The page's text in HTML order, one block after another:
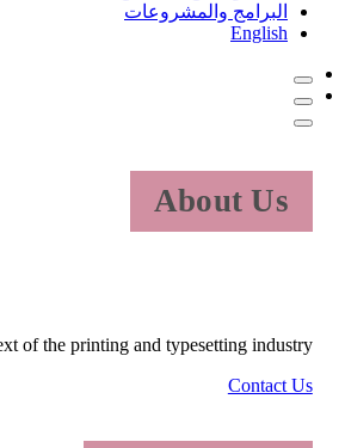
البرامج والمشروعات
English
About Us
of the printing and typesetting industry.
Contact Us